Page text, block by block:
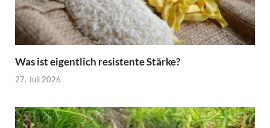
Was ist eigentlich resistente Stärke?
27. Juli 2026